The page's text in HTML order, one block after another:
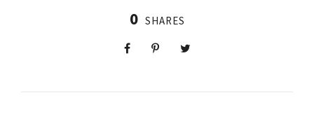
0 SHARES